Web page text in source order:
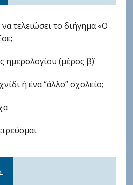
τελειώσει το διήγημα «Ο
ημερολογίου (μέρος β΄)
ή ένα “άλλο” σχολείο;